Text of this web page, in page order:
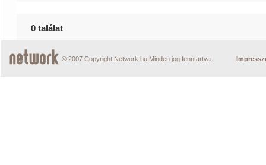
0 találat
© 2007 Copyright Network.hu Minden jog fenntartva.